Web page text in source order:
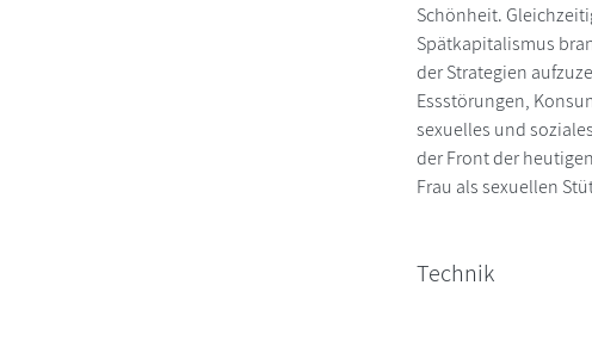
Schönheit.
Spätkapitalismus
der Strategien
Essstörungen,
sexuelles und
der Front der
Frau als sexuellen
Technik